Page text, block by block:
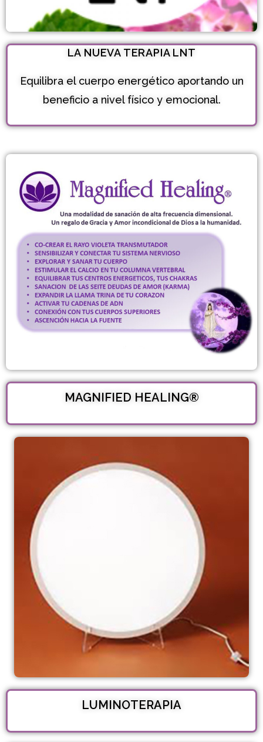
LA NUEVA TERAPIA LNT
Equilibra el cuerpo energético aportando un
beneficio a nivel físico y emocional.
MAGNIFIED HEALING®
LUMINOTERAPIA